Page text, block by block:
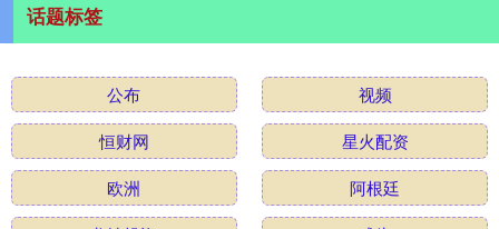
话题标签
公布
视频
恒财网
星火配资
欧洲
阿根廷